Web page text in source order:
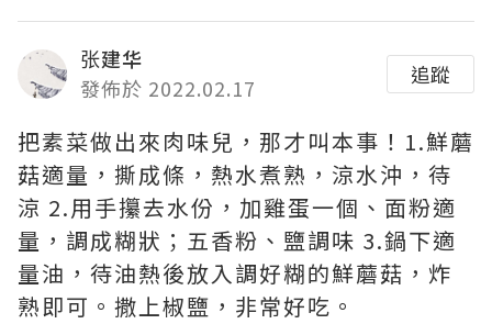
张建华
發佈於 2022.02.17
追蹤
把素菜做出來肉味兒，那才叫本事！1.鮮蘑
菇適量，撕成條，熱水煮熟，涼水沖，待
涼 2.用手攥去水份，加雞蛋一個、面粉適
量，調成糊狀；五香粉、鹽調味 3.鍋下適
量油，待油熱後放入調好糊的鮮蘑菇，炸
熟即可。撒上椒鹽，非常好吃。 ​​​